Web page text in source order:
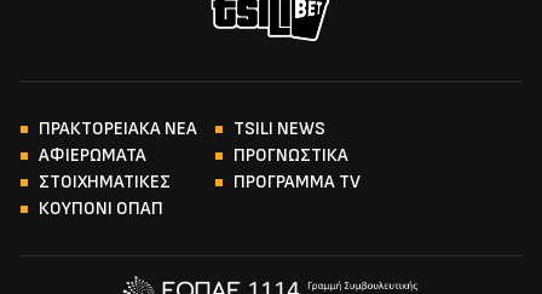
ΠΡΑΚΤΟΡΕΙΑΚΑ ΝΕΑ
TSILI NEWS
ΑΦΙΕΡΩΜΑΤΑ
ΠΡΟΓΝΩΣΤΙΚΑ
ΣΤΟΙΧΗΜΑΤΙΚΕΣ
ΠΡΟΓΡΑΜΜΑ TV
ΚΟΥΠΟΝΙ ΟΠΑΠ